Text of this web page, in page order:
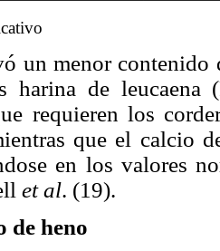
un menor
harina de leucaena
requieren los
que el calcio
en los valores
et al. (19).
de heno